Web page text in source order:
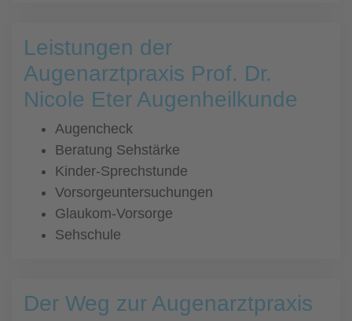
Leistungen der
Augenarztpraxis Prof. Dr.
Nicole Eter Augenheilkunde
Augencheck
Beratung Sehstärke
Kinder-Sprechstunde
Vorsorgeuntersuchungen
Glaukom-Vorsorge
Sehschule
Der Weg zur Augenarztpraxis